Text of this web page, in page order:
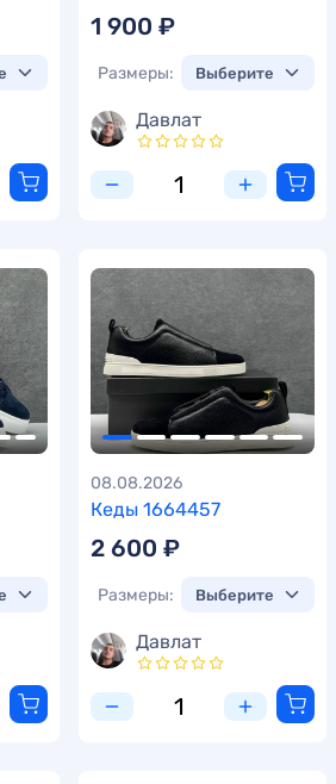
1 900 ₽
Размеры:
Давлат
Кеды 1664457
08.08.2026
2 600 ₽
Размеры:
Давлат